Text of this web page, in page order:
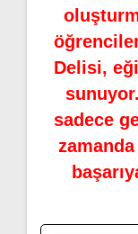
Delisi,
sadece